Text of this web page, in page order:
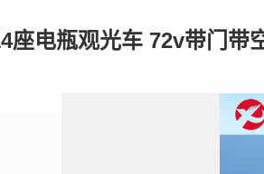
座电瓶观光车 72v带门带